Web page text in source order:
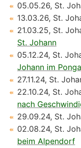
05.05.26, St.
13.03.26, St.
21.03.25, St.
St. Johann
05.12.24, St.
Johann im
27.11.24, St.
22.10.24, St.
nach
29.09.24, St.
02.08.24, St.
beim Alpendorf